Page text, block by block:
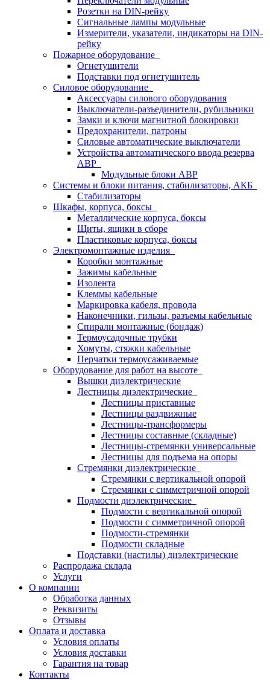
Розетки на DIN-рейку
Сигнальные лампы модульные
Измерители, указатели, индикаторы на DIN-
рейку
Пожарное оборудование
Огнетушители
Подставки под огнетушитель
Силовое оборудование
Аксессуары силового оборудования
Выключатели-разъединители, рубильники
Замки и ключи магнитной блокировки
Предохранители, патроны
Силовые автоматические выключатели
Устройства автоматического ввода резерва
АВР
Модульные блоки АВР
Системы и блоки питания, стабилизаторы, АКБ
Стабилизаторы
Шкафы, корпуса, боксы
Металлические корпуса, боксы
Щиты, ящики в сборе
Пластиковые корпуса, боксы
Электромонтажные изделия
Коробки монтажные
Зажимы кабельные
Изолента
Клеммы кабельные
Маркировка кабеля, провода
Наконечники, гильзы, разъемы кабельные
Спирали монтажные (бондаж)
Термоусадочные трубки
Хомуты, стяжки кабельные
Перчатки термоусаживаемые
Оборудование для работ на высоте
Вышки диэлектрические
Лестницы диэлектрические
Лестницы приставные
Лестницы раздвижные
Лестницы-трансформеры
Лестницы составные (складные)
Лестницы-стремянки универсальные
Лестницы для подъема на опоры
Стремянки диэлектрические
Стремянки с вертикальной опорой
Стремянки с симметричной опорой
Подмости диэлектрические
Подмости с вертикальной опорой
Подмости с симметричной опорой
Подмости-стремянки
Подмости складные
Подставки (настилы) диэлектрические
Распродажа склада
Услуги
О компании
Обработка данных
Реквизиты
Отзывы
Оплата и доставка
Условия оплаты
Условия доставки
Гарантия на товар
Контакты